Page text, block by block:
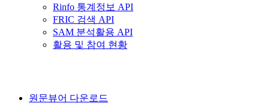
Rinfo 통계정보 API
FRIC 검색 API
SAM 분석활용 API
활용 및 참여 현황
원문뷰어 다운로드